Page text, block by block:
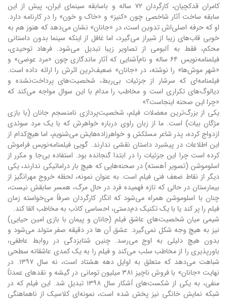
کامران قدکچیان، کارگردان ۷۲ ساله و باسابقه سینمای ایران، پیش از این
سابقه ساخت آثار شاخصی چون «کنیز» و «خاک و خون» را در کارنامه دارد.
او که حرفه اصلی‌اش تدوین است، در «جانان» نشان می‌دهد که هنوز هم به
خوبی قاب‌های زیبا از شیراز می‌گیرد، اما غافل از اینکه سینما بدون داستانی
محکم، فقط به آلبومی از تصاویر زیبا تبدیل می‌شود. فرهاد توحیدی،
فیلمنامه‌نویس ۶۴ ساله و نام‌آشنایی که آثار ماندگاری چون «مرد عوضی» و
«شهر موش‌ها» را نوشته، در «جانان» ضعیف‌ترین اثرش را ارائه داده است.
فیلمنامه‌ای که سرشار از جزئیات بی‌ربط، شخصیت‌های پرداخت‌نشده و
دیالوگ‌های تکراری است و مخاطب را مدام با این سوال مواجه می‌کند که
«چرا این صحنه اینجاست؟»
یکی از بزرگ‌ترین معضلات فیلم، شخصیت‌پردازی نامنسجم جانان (با بازی
مژگان بیات) است. ما از زبان راوی درباره خواهرش که با یک مرد سوئدی
ازدواج کرده، پدر شاعر مسلکش و خواهرزاده‌هایش می‌شنویم، اما هیچ‌کدام از
این اطلاعات در پیشبرد داستان نقشی ندارند. گویی فیلمنامه‌نویس فراموش
کرده است چرا این جزئیات را در ابتدا گنجانده بود. استفاده بی‌جا و مکرر از
اسلوموشن (تصویر آهسته) در صحنه‌هایی که هیچ بار دراماتیکی ندارند، یکی
دیگر از نقاط ضعف فنی فیلم است. به عنوان نمونه، لحظه خروج مهرانگیز از
بیمارستان در حالی که تازه فهمیده فرد در حال مرگ، همسر سابقش نیست،
چنان با اسلوموشن همراه می‌شود که انگار کارگردان صرفاً می‌خواسته زمان
فیلم را پر کند یا با یک تکنیک دم‌دستی، احساسی کاذب به مخاطب القا کند.
شیمی میان شخصیت‌های عاشق فیلم (جانان و پیمان با بازی امین حیایی)
نیز به هیچ وجه شکل نمی‌گیرد. عشق آن ها در دقیقه صفر متولد می‌شود و
بدون هیچ دلیلی به اوج می‌رسد. چنین شتابزدگی در روابط عاطفی،
باورپذیری را از مخاطب سلب می‌کند و فیلم را به یک کمدی عاشقانه سطحی
شباهت می‌دهد که متعلق به اوایل دهه هشتاد است، نه سال ۱۳۹۷. در
نهایت «جانان» با فروش ناچیز ۳۸۱ میلیون تومانی در گیشه و نقدهای عمدتاً
منفی، به یکی از شکست‌های آشکار سال ۱۳۹۸ تبدیل شد. این فیلم که در
شبکه نمایش خانگی نیز پخش شده است، نمونه‌ای کلاسیک از ناهماهنگی